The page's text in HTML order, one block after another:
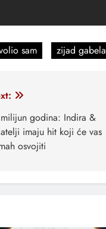
sam zijad gabela
godina: Indira &
imaju hit koji će vas
osvojiti